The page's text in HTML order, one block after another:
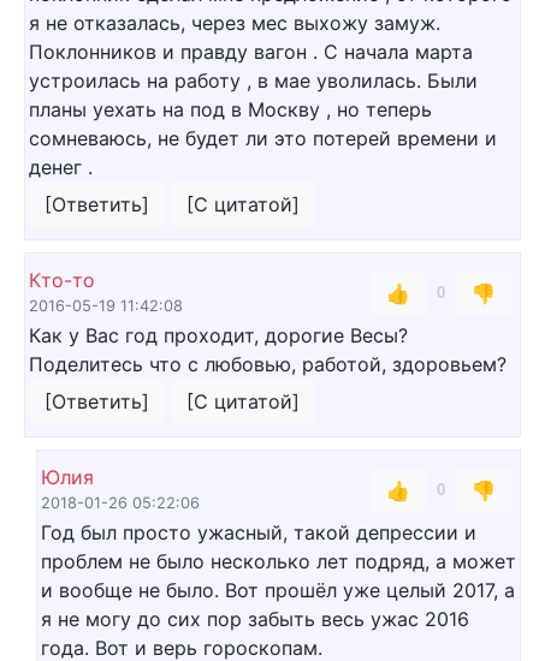
я не отказалась, через мес выхожу замуж.
Поклонников и правду вагон . С начала марта
устроилась на работу , в мае уволилась. Были
планы уехать на под в Москву , но теперь
сомневаюсь, не будет ли это потерей времени и
денег .
[Ответить]
[С цитатой]
Кто-то
2016-05-19 11:42:08
👍 0
👎
Как у Вас год проходит, дорогие Весы?
Поделитесь что с любовью, работой, здоровьем?
[Ответить]
[С цитатой]
Юлия
2018-01-26 05:22:06
👍 0
👎
Год был просто ужасный, такой депрессии и
проблем не было несколько лет подряд, а может
и вообще не было. Вот прошёл уже целый 2017, а
я не могу до сих пор забыть весь ужас 2016
года. Вот и верь гороскопам.